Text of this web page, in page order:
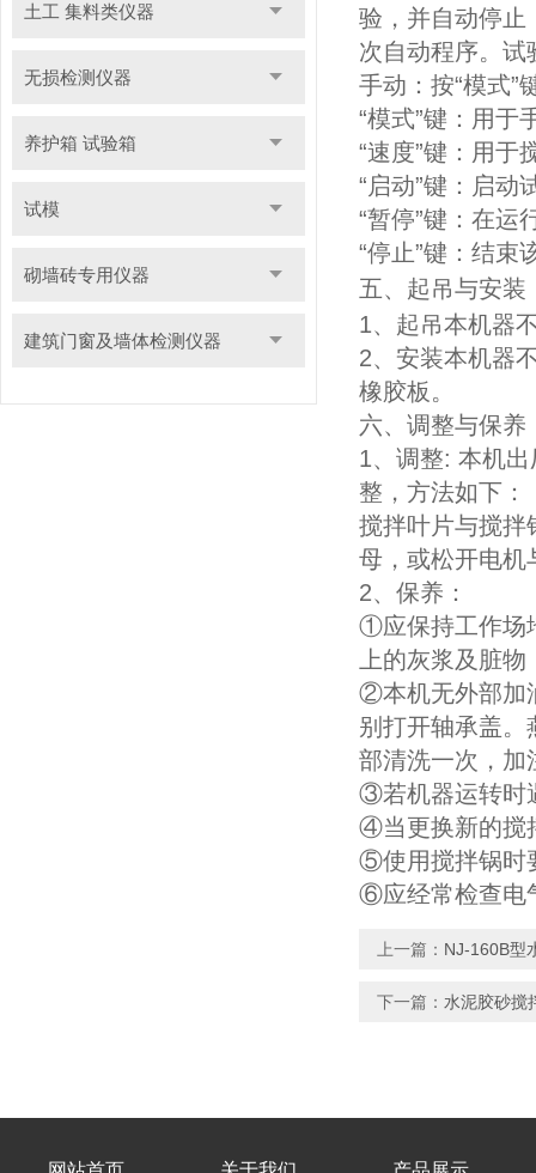
土工 集料类仪器
无损检测仪器
养护箱 试验箱
试模
砌墙砖专用仪器
建筑门窗及墙体检测仪器
验，并自动停止
次自动程序。试
手动：按“模式”
“模式”键：用于
“速度”键：用于
“启动”键：启动
“暂停”键：在运
“停止”键：结束
五、 起吊与安装
1、起吊本机器
2、安装本机器
橡胶板。
六、 调整与保养
1、调整: 本机
整，方法如下：
搅拌叶片与搅拌
母，或松开电机
2、保养：
①应保持工作场
上的灰浆及脏
②本机无外部加
别打开轴承盖。
部清洗一次，加
③若机器运转时
④当更换新的搅
⑤使用搅拌锅时
⑥应经常检查电
上一篇： NJ-160B型
下一篇： 水泥胶砂搅